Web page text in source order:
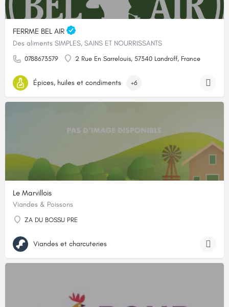
FERRME BEL AIR
Des aliments SIMPLES, SAINS ET NOURRISSANTS
0788673579 2 Rue En Sarrelouis, 57340 Landroff, France
Épices, huiles et condiments +6
Le Marvillois
Viandes & Poissons
ZA DU BOSSU PRE
Viandes et charcuteries